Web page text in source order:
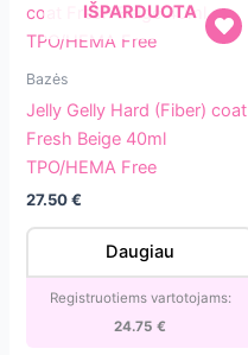
Jelly
Hard
coat
Fresh
TPO/HEMA
IŠPARDUOTA
Bazės
Jelly Gelly Hard (Fiber) coat
Fresh Beige 40ml
TPO/HEMA Free
27.50€
Daugiau
Registruotiems vartotojams:
24.75€